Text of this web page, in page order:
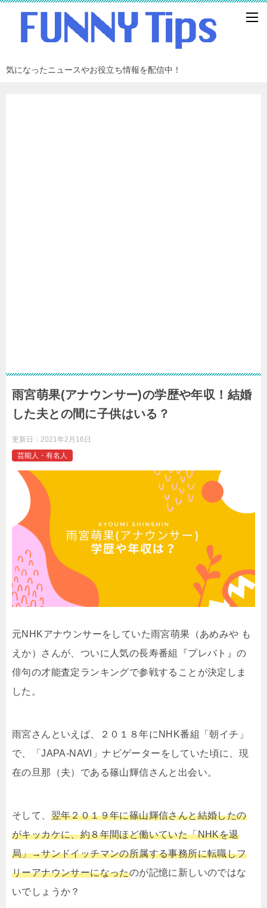
気になったニュースやお役立ち情報を配信中！
雨宮萌果(アナウンサー)の学歴や年収！結婚
した夫との間に子供はいる？
更新日： 2021年2月16日
芸能人・有名人
元NHKアナウンサーをしていた雨宮萌果（あめみや も
えか）さんが、ついに人気の長寿番組『プレバト』の
俳句の才能査定ランキングで参戦することが決定しま
した。
雨宮さんといえば、２０１８年にNHK番組「朝イチ」
で、
「JAPA-NAVI」ナビゲーターをしていた頃に、現
在の旦那（夫）である篠山輝信さんと出会い。
そして、 翌年２０１９年に篠山輝信さんと結婚したの
がキッカケに、約８年間ほど働いていた「NHKを退
局」→サンドイッチマンの所属する事務所に転職しフ
リーアナウンサーになったのが記憶に新しいのではな
いでしょうか？